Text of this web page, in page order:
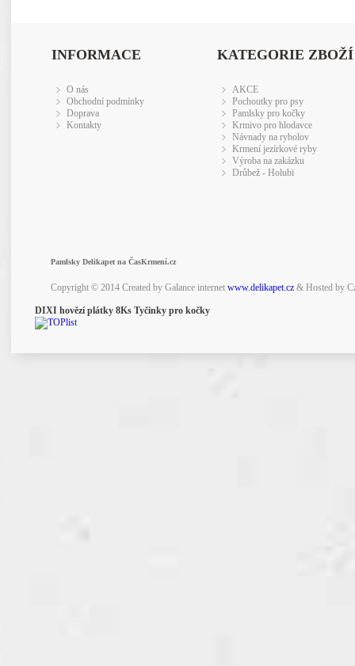
INFORMACE
O nás
Obchodní podmínky
Doprava
Kontakty
KATEGORIE ZBOŽÍ
AKCE
Pochoutky pro psy
Pamlsky pro kočky
Krmivo pro hlodavce
Návnady na rybolov
Krmení jezírkové ryby
Výroba na zakázku
Drůbež - Holubi
Pamlsky Delikapet na ČasKrmení.cz
Copyright © 2014 Created by Galance internet www.delikapet.cz& Hosted by
DIXI hovězí plátky 8Ks Tyčinky pro kočky